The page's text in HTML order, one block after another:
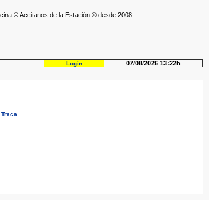
© Accitanos de la Estación ® desde 2008 ...
Login 07/08/2026 13:22h